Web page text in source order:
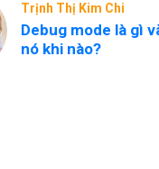
Trịnh Thị Kim Chi
Debug mode là gì
nó khi nào?